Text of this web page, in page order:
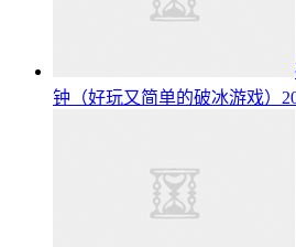
钟（好玩又简单的破冰游戏）